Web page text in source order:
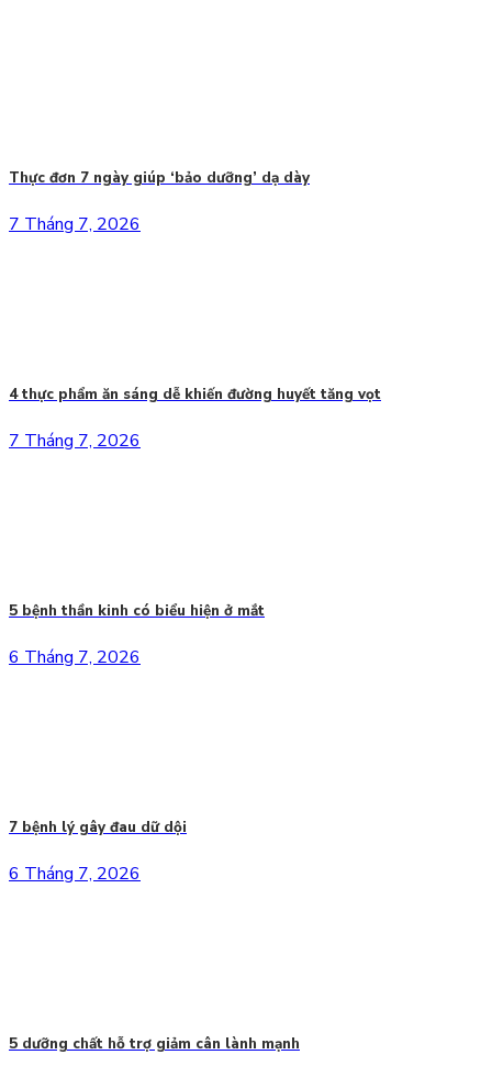
Thực đơn 7 ngày giúp ‘bảo dưỡng’ dạ dày
7 Tháng 7, 2026
4 thực phẩm ăn sáng dễ khiến đường huyết tăng vọt
7 Tháng 7, 2026
5 bệnh thần kinh có biểu hiện ở mắt
6 Tháng 7, 2026
7 bệnh lý gây đau dữ dội
6 Tháng 7, 2026
5 dưỡng chất hỗ trợ giảm cân lành mạnh